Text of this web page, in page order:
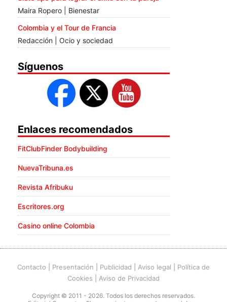
Maira Ropero | Bienestar
Colombia y el Tour de Francia
Redacción | Ocio y sociedad
Síguenos
Enlaces recomendados
FitClubFinder Bodybuilding
NuevaTribuna.es
Revista Afribuku
Escritores.org
Casino online Colombia
Contacto Presentación Publicidad Aviso legal
Política de
Cookies
Aviso de Privacidad
Copyright © 2011 - 2026. Todos los derechos reservados.